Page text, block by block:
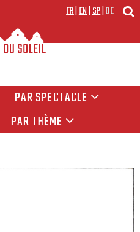
FR|EN|SP|DE
PAR SPECTACLE
PAR THÈME